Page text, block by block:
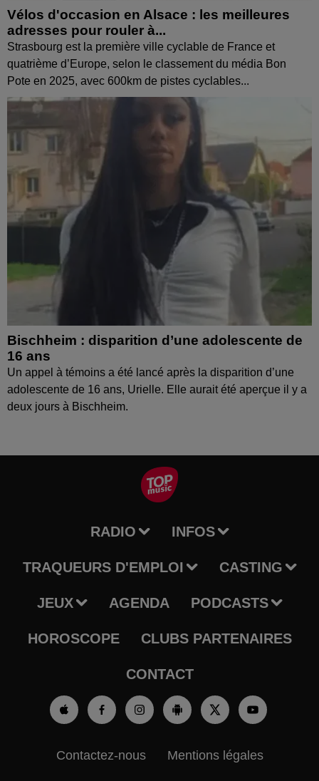
Vélos d'occasion en Alsace : les meilleures
adresses pour rouler à...
Strasbourg est la première ville cyclable de France et
quatrième d’Europe, selon le classement du média Bon
Pote en 2025, avec 600km de pistes cyclables...
Bischheim : disparition d’une adolescente de
16 ans
Un appel à témoins a été lancé après la disparition d’une
adolescente de 16 ans, Urielle. Elle aurait été aperçue il y a
deux jours à Bischheim.
RADIO INFOS
TRAQUEURS D'EMPLOI CASTING
JEUX AGENDA PODCASTS
HOROSCOPE CLUBS PARTENAIRES
CONTACT
Contactez-nous Mentions légales